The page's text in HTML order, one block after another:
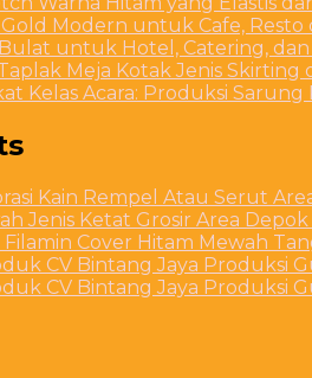
Modern untuk Cafe, Resto
untuk Hotel, Catering,
Meja Kotak Jenis Skirting
Kelas Acara: Produksi
Kain Rempel Atau Serut
Jenis Ketat Grosir Area
Filamin Cover Hitam Mewah
CV Bintang Jaya Produksi
CV Bintang Jaya Produksi